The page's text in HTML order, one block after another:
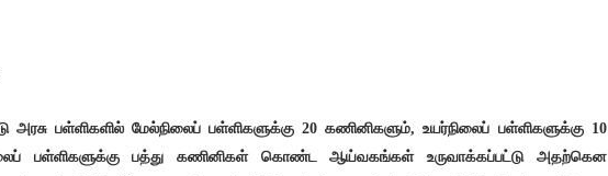
அரசு பள்ளிகளில் மேல்நிலைப் பள்ளிகளுக்கு 20 கணினிகளும், உயர்நிலைப் பள்ளிகளுக்கு 10
பள்ளிகளுக்கு பத்து கணினிகள் கொண்ட ஆய்வகங்கள் உருவாக்கப்பட்டு அதற்கென